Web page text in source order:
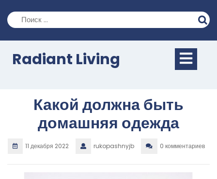
содержимому
Radiant Living
Какой должна быть
домашняя одежда
11 декабря 2022 rukopashnyjb 0 комментариев